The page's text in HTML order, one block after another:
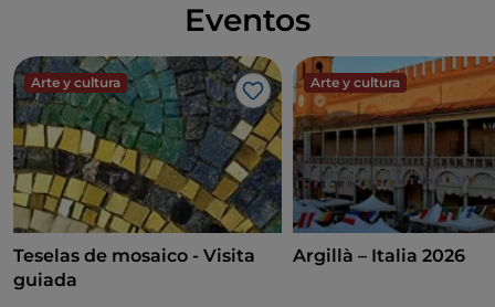
Eventos
Arte y cultura
Me gusta
Teselas de mosaico - Visita
guiada
Arte y cultura
Argillà – Italia 2026